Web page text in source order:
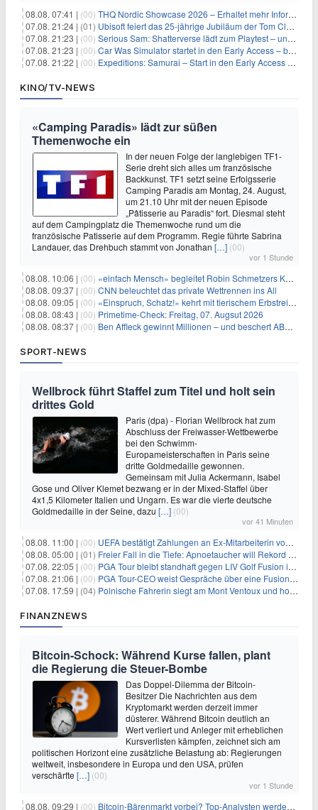
08.08. 07:41 | (00) THQ Nordic Showcase 2026 – Erhaltet mehr Informationen
07.08. 21:24 | (01) Ubisoft feiert das 25-jährige Jubiläum der Tom Clancy’s Ghost Recon-Reihe
07.08. 21:23 | (00) Serious Sam: Shatterverse lädt zum Playtest – und erscheint schon bald!
07.08. 21:23 | (00) Car Was Simulator startet in den Early Access – bald gehts los!
07.08. 21:22 | (00) Expeditions: Samurai – Start in den Early Access ab heute im feudalen Japan
KINO/TV-NEWS
«Camping Paradis» lädt zur süßen
Themenwoche ein
In der neuen Folge der langlebigen TF1-
Serie dreht sich alles um französische
Backkunst. TF1 setzt seine Erfolgsserie
Camping Paradis am Montag, 24. August,
um 21.10 Uhr mit der neuen Episode
„Pâtisserie au Paradis“ fort. Diesmal steht
auf dem Campingplatz die Themenwoche rund um die
französische Patisserie auf dem Programm. Regie führte Sabrina
Landauer, das Drehbuch stammt von Jonathan […] (00)
vor 1 Stunde
08.08. 10:06 | (00) «einfach Mensch» begleitet Robin Schmetzers Kampf gegen eine seltene Krankheit
08.08. 09:37 | (00) CNN beleuchtet das private Wettrennen ins All
08.08. 09:05 | (00) «Einspruch, Schatz!» kehrt mit tierischem Erbstreit zurück
08.08. 08:43 | (00) Primetime-Check: Freitag, 07. Augsut 2026
08.08. 08:37 | (00) Ben Affleck gewinnt Millionen – und beschert ABC Top-Quoten
SPORT-NEWS
Wellbrock führt Staffel zum Titel und holt sein
drittes Gold
Paris (dpa) - Florian Wellbrock hat zum
Abschluss der Freiwasser-Wettbewerbe
bei den Schwimm-
Europameisterschaften in Paris seine
dritte Goldmedaille gewonnen.
Gemeinsam mit Julia Ackermann, Isabel
Gose und Oliver Klemet bezwang er in der Mixed-Staffel über
4x1,5 Kilometer Italien und Ungarn. Es war die vierte deutsche
Goldmedaille in der Seine, dazu […] (00)
vor 41 Minuten
08.08. 11:00 | (00) UEFA bestätigt Zahlungen an Ex-Mitarbeiterin von Infantino
08.08. 05:00 | (01) Freier Fall in die Tiefe: Apnoetaucher will Rekord brechen
07.08. 22:05 | (00) PGA Tour bleibt standhaft gegen LIV Golf Fusion in einem sich wandelnden Sportumfeld
07.08. 21:06 | (00) PGA Tour-CEO weist Gespräche über eine Fusion mit LIV Golf zurück und bekräftigt die Wettbewerbslandschaft
07.08. 17:59 | (04) Polnische Fahrerin siegt am Mont Ventoux und holt Tour-Gelb
FINANZNEWS
Bitcoin-Schock: Während Kurse fallen, plant
die Regierung die Steuer-Bombe
Das Doppel-Dilemma der Bitcoin-
Besitzer Die Nachrichten aus dem
Kryptomarkt werden derzeit immer
düsterer. Während Bitcoin deutlich an
Wert verliert und Anleger mit erheblichen
Kursverlisten kämpfen, zeichnet sich am
politischen Horizont eine zusätzliche Belastung ab: Regierungen
weltweit, insbesondere in Europa und den USA, prüfen
verschärfte […] (00)
vor 1 Stunde
08.08. 09:29 | (00) Bitcoin-Bärenmarkt vorbei? Top-Analysten werden optimistisch, aber die Geschichte sagt etwas anderes